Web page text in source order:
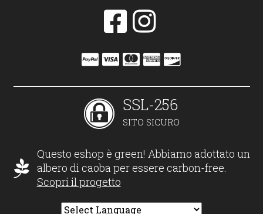
SSL-256
SITO SICURO
Questo eshop è green! Abbiamo adottato un
albero di caoba per essere carbon-free.
Scopri il progetto